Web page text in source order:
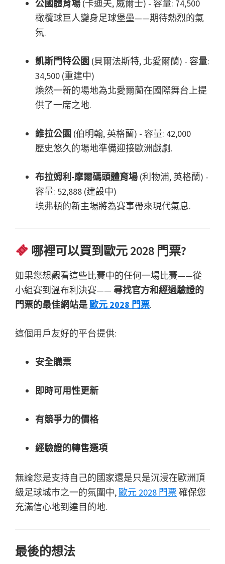
公國體育場 (卡迪夫, 威爾士) - 容量: 74,500
橄欖球巨人變身足球堡壘——期待熱烈的氣
氛.
凱斯門特公園 (貝爾法斯特, 北愛爾蘭) - 容量:
34,500 (重建中)
煥然一新的場地為北愛爾蘭在國際舞台上提
供了一席之地.
維拉公園 (伯明翰, 英格蘭) - 容量: 42,000
歷史悠久的場地準備迎接歐洲戲劇.
布拉姆利-摩爾碼頭體育場 (利物浦, 英格蘭) -
容量: 52,888 (建設中)
埃弗頓的新主場將為賽事帶來現代氣息.
哪裡可以買到歐元 2028 門票?
如果您想觀看這些比賽中的任何一場比賽——從
小組賽到溫布利決賽—— 尋找官方和經過驗證的
門票的最佳網站是歐元 2028 門票.
這個用戶友好的平台提供:
安全購票
即時可用性更新
有競爭力的價格
經驗證的轉售選項
無論您是支持自己的國家還是只是沉浸在歐洲頂
級足球城市之一的氛圍中,歐元 2028 門票 確保您
充滿信心地到達目的地.
最後的想法